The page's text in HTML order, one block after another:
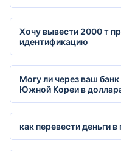
Хочу вывести 2000 т
идентификацию
Могу ли через ваш
Южной Кореи в
как перевести деньги